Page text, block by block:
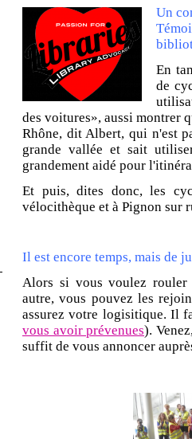
Un
En
de
des voitures», aussi montrer
Rhône, dit Albert, qui n'est
grande vallée et sait
grandement aidé pour
Et puis, dites donc, les
vélocithèque et à Pignon sur
Il est encore temps, mais de
Alors si vous voulez
autre, vous pouvez les
assurez votre logisitique. Il
vous avoir prévenues).
suffit de vous annoncer